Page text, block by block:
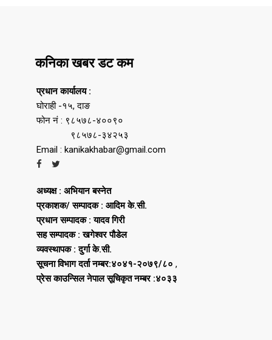
कनिका खबर डट कम
प्रधान कार्यालय :
घोराही -१५, दाङ
फोन नं : ९८५७८-४००९०
९८५७८-३४२५३
Email : kanikakhabar@gmail.com
अध्यक्ष : अभियान बस्नेत
प्रकाशक/ सम्पादक : आदिम के.सी.
प्रधान सम्पादक : यादव गिरी
सह सम्पादक : खगेश्वर पौडेल
व्यवस्थापक : दुर्गा के.सी.
सूचना विभाग दर्ता नम्बर:४०४१-२०७९/८० ,
प्रेस काउन्सिल नेपाल सूचिकृत नम्बर :४०३३